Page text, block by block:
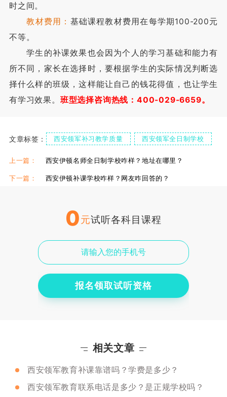
时之间。
教材费用： 基础课程教材费用在每学期100-200元
不等。
学生的补课效果也会因为个人的学习基础和能力有
所不同，家长在选择时，要根据学生的实际情况判断选
择什么样的班级，这样能让自己的钱花得值，也让学生
有学习效果。 班型选择咨询热线：400-029-6659。
文章标签： 西安领军补习教学质量 西安领军全日制学校
西安领军全日制补习
上一篇： 西安伊顿名师全日制学校咋样？地址在哪里？
下一篇： 西安伊顿补课学校咋样？网友咋回答的？
0元试听各科目课程
报名领取试听资格
相关文章
西安领军教育补课靠谱吗？学费是多少？
西安领军教育联系电话是多少？是正规学校吗？